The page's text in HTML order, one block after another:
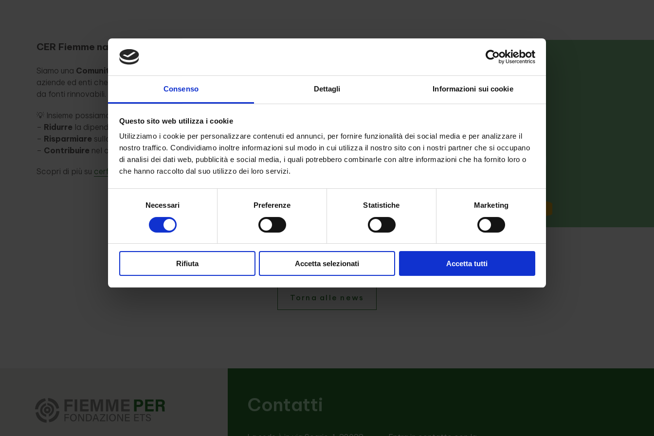
Consenso Dettagli Informazioni sui cookie
Questo sito web utilizza i cookie
Utilizziamo i cookie per personalizzare contenuti ed annunci, per fornire funzionalità dei social media e per analizzare il
nostro traffico. Condividiamo inoltre informazioni sul modo in cui utilizza il nostro sito con i nostri partner che si occupano
di analisi dei dati web, pubblicità e social media, i quali potrebbero combinarle con altre informazioni che ha fornito loro o
che hanno raccolto dal suo utilizzo dei loro servizi.
Necessari Preferenze Statistiche Marketing
Rifiuta Accetta selezionati Accetta tutti
CER Fiemme nasce per dare energia al territorio
Siamo una Comunità Energetica Rinnovabile
aziende ed enti che producono, condividono e consumano energia pulita
da fonti rinnovabili.
💡 Insieme possiamo:
– Ridurre la dipendenza dai combustibili fossili
– Risparmiare sulla bolletta energetica
– Contribuire nel creare impatto positivo nel mondo del sociale
Scopri di più su cerfiemme.it
Torna alle news
Contatti